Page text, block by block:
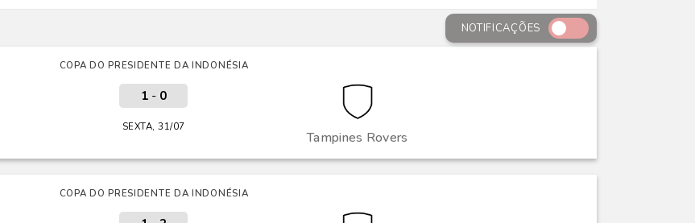
NOTIFICAÇÕES
COPA DO PRESIDENTE DA INDONÉSIA
Tampines Rovers
1- 0
SEXTA, 31/07
COPA DO PRESIDENTE DA INDONÉSIA